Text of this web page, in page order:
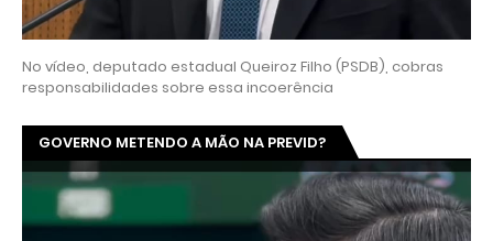
No vídeo, deputado estadual Queiroz Filho (PSDB), cobras
responsabilidades sobre essa incoerência
GOVERNO METENDO A MÃO NA PREVID?